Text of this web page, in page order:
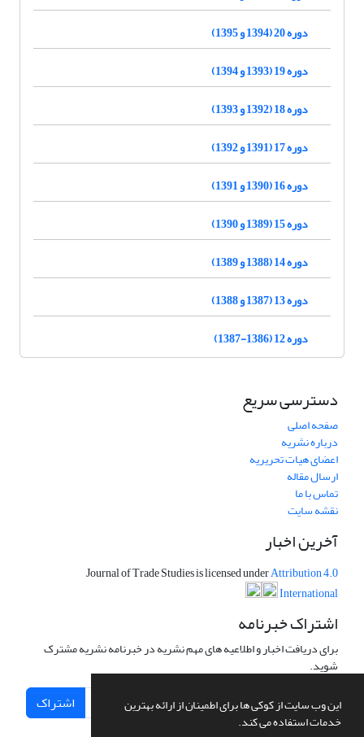
این وب سایت از کوکی ها برای اطمینان از ارائه بهترین
خدمات استفاده می کند.
دوره 20 (1394 و 1395)
دوره 19 (1393 و 1394)
دوره 18 (1392 و 1393)
دوره 17 (1391 و 1392)
دوره 16 (1390 و 1391)
دوره 15 (1389 و 1390)
دوره 14 (1388 و 1389)
دوره 13 (1387 و 1388)
دوره 12 (1386-1387)
دسترسی سریع
صفحه اصلی
درباره نشریه
اعضای هیات تحریریه
ارسال مقاله
تماس با ما
نقشه سایت
آخرین اخبار
Journal of Trade Studies is licensed underAttribution 4.0
International
اشتراک خبرنامه
برای دریافت اخبار و اطلاعیه های مهم نشریه در خبرنامه نشریه مشترک
شوید.
اشتراک